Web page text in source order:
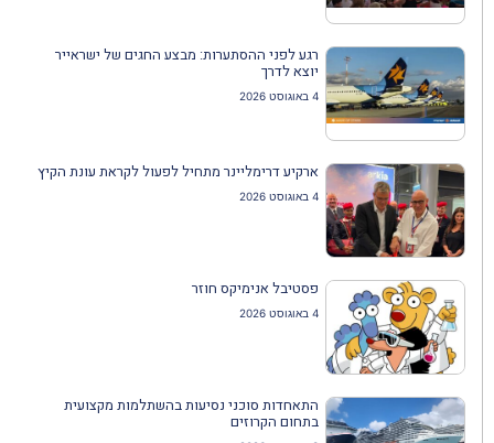
רגע לפני ההסתערות: מבצע החגים של ישראייר
יוצא לדרך
4 באוגוסט 2026
ארקיע דרימליינר מתחיל לפעול לקראת עונת הקיץ
4 באוגוסט 2026
פסטיבל אנימיקס חוזר
4 באוגוסט 2026
התאחדות סוכני נסיעות בהשתלמות מקצועית
בתחום הקרוזים